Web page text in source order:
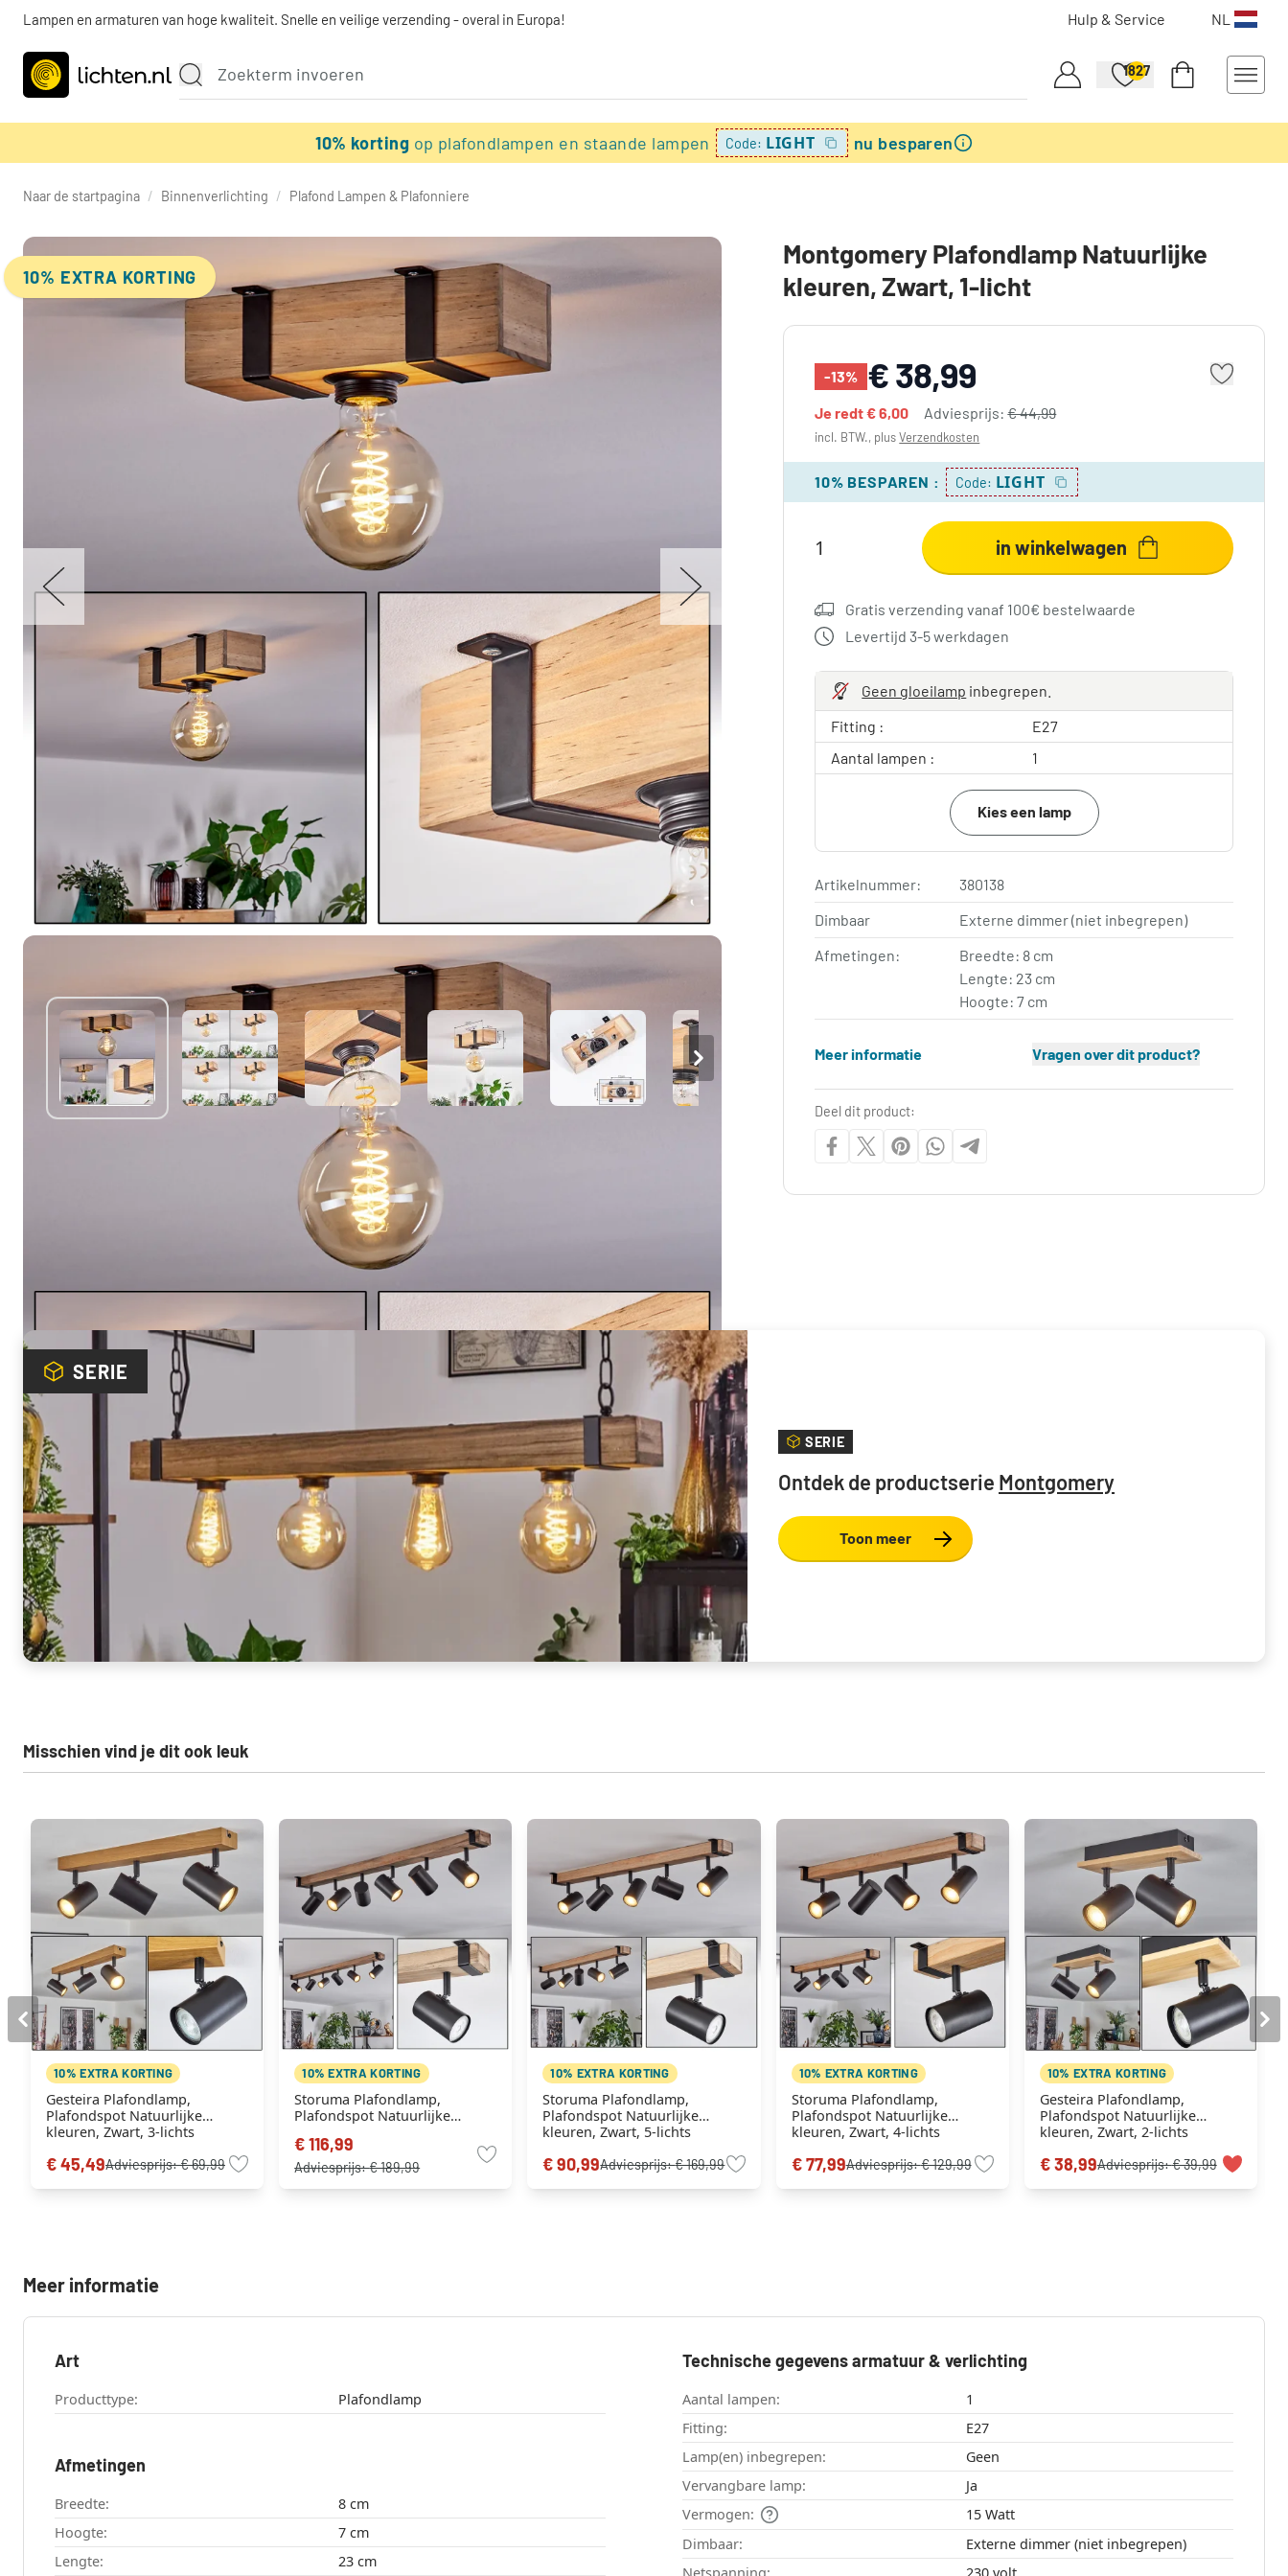
Lampen en armaturen van hoge kwaliteit. Snelle en veilige verzending - overal in Europa! Hulp & Service NL
1827
10% korting op plafondlampen en staande lampen Code: LIGHT nu besparen
Naar de startpagina / Binnenverlichting / Plafond Lampen & Plafonniere
10% EXTRA KORTING
Montgomery Plafondlamp Natuurlijke
kleuren, Zwart, 1-licht
-13% € 38,99
Je redt€ 6,00 Adviesprijs:€ 44,99
incl. BTW., plusVerzendkosten
10% BESPAREN : Code: LIGHT
in winkelwagen
Gratis verzending vanaf 100€ bestelwaarde
Levertijd 3-5 werkdagen
Geen gloeilamp inbegrepen.
Fitting :
E27
Aantal lampen :
1
Kies een lamp
Artikelnummer:
380138
Dimbaar
Externe dimmer (niet inbegrepen)
Afmetingen:
Breedte: 8 cm
Lengte: 23 cm
Hoogte: 7 cm
Meer informatie Vragen over dit product?
Deel dit product:
Ontdek meer uit deze serie
SERIE
SERIE
Ontdek de productserie Montgomery
Toon meer
Misschien vind je dit ook leuk
10% EXTRA KORTING
Gesteira Plafondlamp,
Plafondspot Natuurlijke
kleuren, Zwart, 3-lichts
€ 45,49Adviesprijs:€ 69,99
10% EXTRA KORTING
Storuma Plafondlamp,
Plafondspot Natuurlijke
€ 116,99
Adviesprijs:€ 189,99
10% EXTRA KORTING
Storuma Plafondlamp,
Plafondspot Natuurlijke
kleuren, Zwart, 5-lichts
€ 90,99Adviesprijs:€ 169,99
10% EXTRA KORTING
Storuma Plafondlamp,
Plafondspot Natuurlijke
kleuren, Zwart, 4-lichts
€ 77,99Adviesprijs:€ 129,99
10% EXTRA KORTING
Gesteira Plafondlamp,
Plafondspot Natuurlijke
kleuren, Zwart, 2-lichts
€ 38,99Adviesprijs:€ 39,99
Meer informatie
Art
Producttype: Plafondlamp
Afmetingen
Breedte:
8 cm
Hoogte:
7 cm
Lengte:
23 cm
Technische gegevens armatuur & verlichting
Aantal lampen:
1
Fitting:
E27
Lamp(en) inbegrepen:
Geen
Vervangbare lamp:
Ja
Vermogen:
15 Watt
Dimbaar:
Externe dimmer (niet inbegrepen)